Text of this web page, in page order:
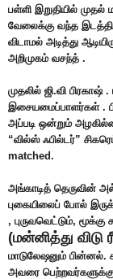
பள்ளி இறுதியில்
வேலைக்கு வந்த
விடாமல் அடித்து
அறிமுகம் வசந்த் .
முதலில் ஜி.வி
இசையமைப்பாளர்கள் .
அப்படி ஒன்றும்
“வில்ஸ் ஃபில்டர்”
matched.
அங்காடித் தெருவின்
புகையிலைப் போல்
, புருவவெட்டும்,
(மன்னித்து விடு
மாடுலேஷனும் பின்னல்.
அவரை